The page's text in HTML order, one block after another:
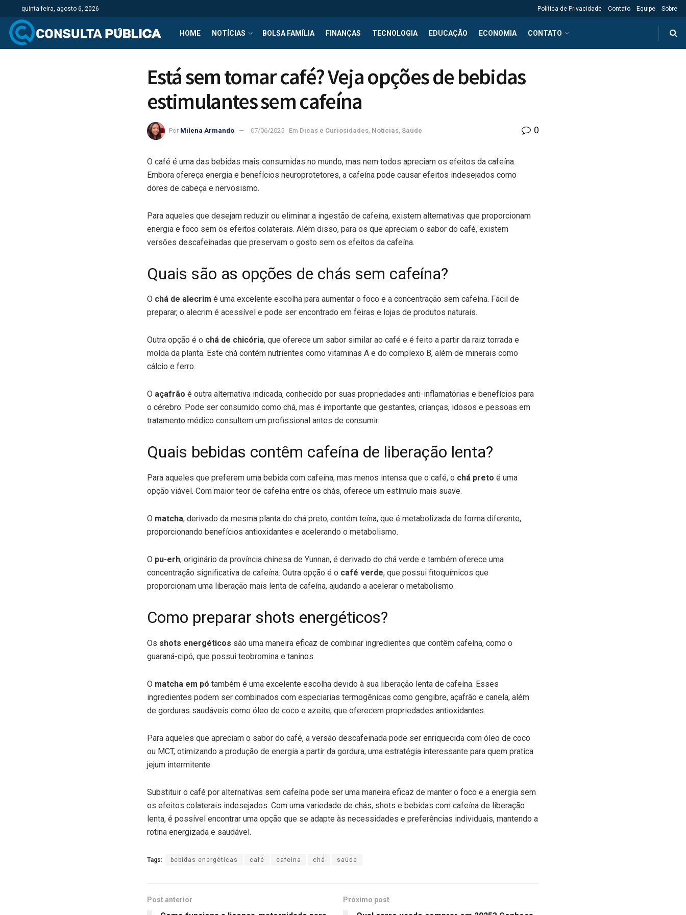
quinta-feira, agosto 6, 2026 Política de Privacidade Contato Equipe Sobre
HOME NOTÍCIAS BOLSA FAMÍLIA FINANÇAS TECNOLOGIA EDUCAÇÃO ECONOMIA CONTATO
Está sem tomar café? Veja opções de bebidas
estimulantes sem cafeína
Por Milena Armando 07/06/2025 Em Dicas e Curiosidades Notícias Saúde 0
O café é uma das bebidas mais consumidas no mundo, mas nem todos apreciam os efeitos da cafeína.
Embora ofereça energia e benefícios neuroprotetores, a cafeína pode causar efeitos indesejados como
dores de cabeça e nervosismo.
Para aqueles que desejam reduzir ou eliminar a ingestão de cafeína, existem alternativas que proporcionam
energia e foco sem os efeitos colaterais. Além disso, para os que apreciam o sabor do café, existem
versões descafeinadas que preservam o gosto sem os efeitos da cafeína.
Quais são as opções de chás sem cafeína?
O chá de alecrim é uma excelente escolha para aumentar o foco e a concentração sem cafeína. Fácil de
preparar, o alecrim é acessível e pode ser encontrado em feiras e lojas de produtos naturais.
Outra opção é o chá de chicória, que oferece um sabor similar ao café e é feito a partir da raiz torrada e
moída da planta. Este chá contém nutrientes como vitaminas A e do complexo B, além de minerais como
cálcio e ferro.
O açafrão é outra alternativa indicada, conhecido por suas propriedades anti-inflamatórias e benefícios para
o cérebro. Pode ser consumido como chá, mas é importante que gestantes, crianças, idosos e pessoas em
tratamento médico consultem um profissional antes de consumir.
Quais bebidas contêm cafeína de liberação lenta?
Para aqueles que preferem uma bebida com cafeína, mas menos intensa que o café, o chá preto é uma
opção viável. Com maior teor de cafeína entre os chás, oferece um estímulo mais suave.
O matcha, derivado da mesma planta do chá preto, contém teína, que é metabolizada de forma diferente,
proporcionando benefícios antioxidantes e acelerando o metabolismo.
O pu-erh, originário da província chinesa de Yunnan, é derivado do chá verde e também oferece uma
concentração significativa de cafeína. Outra opção é o café verde, que possui fitoquímicos que
proporcionam uma liberação mais lenta de cafeína, ajudando a acelerar o metabolismo.
Como preparar shots energéticos?
Os shots energéticos são uma maneira eficaz de combinar ingredientes que contêm cafeína, como o
guaraná-cipó, que possui teobromina e taninos.
O matcha em pó também é uma excelente escolha devido à sua liberação lenta de cafeína. Esses
ingredientes podem ser combinados com especiarias termogênicas como gengibre, açafrão e canela, além
de gorduras saudáveis como óleo de coco e azeite, que oferecem propriedades antioxidantes.
Para aqueles que apreciam o sabor do café, a versão descafeinada pode ser enriquecida com óleo de coco
ou MCT, otimizando a produção de energia a partir da gordura, uma estratégia interessante para quem pratica
jejum intermitente
Substituir o café por alternativas sem cafeína pode ser uma maneira eficaz de manter o foco e a energia sem
os efeitos colaterais indesejados. Com uma variedade de chás, shots e bebidas com cafeína de liberação
lenta, é possível encontrar uma opção que se adapte às necessidades e preferências individuais, mantendo a
rotina energizada e saudável.
Tags: bebidas energéticas café cafeína chá saúde
Post anterior Próximo post